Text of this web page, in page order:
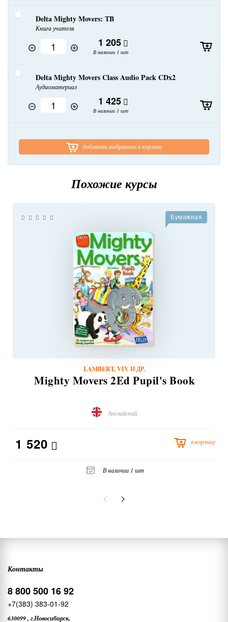
Delta Mighty Movers: TB
Книга учителя
1 205
В наличии 1 шт
Delta Mighty Movers Class Audio Pack CDx2
Аудиоматериал
1 425
В наличии 1 шт
добавить выбранное в корзину
Похожие курсы
Бумажная
LAMBERT, VIV И ДР.
Mighty Movers 2Ed Pupil's Book
Английский
1 520 в корзину
В наличии 1 шт
Контакты
8 800 500 16 92
+7(383) 383-01-92
630099, г.Новосибирск,